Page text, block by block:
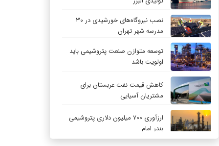
نصب نیروگاه‌های خورشیدی در ۳۰
مدرسه شهر تهران
توسعه متوازن صنعت پتروشیمی باید
اولویت باشد
کاهش قیمت نفت عربستان برای
مشتریان آسیایی
ارزآوری ۷۰۰ میلیون دلاری پتروشیمی
بندر امام